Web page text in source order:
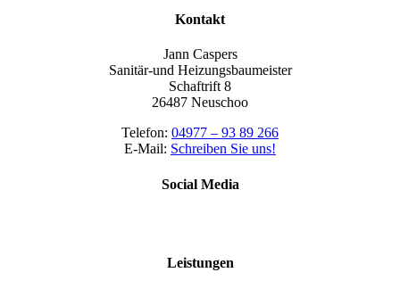
Kontakt
Jann Caspers
Sanitär-und Heizungsbaumeister
Schaftrift 8
26487 Neuschoo
Telefon: 04977 – 93 89 266
E-Mail: Schreiben Sie uns!
Social Media
Leistungen